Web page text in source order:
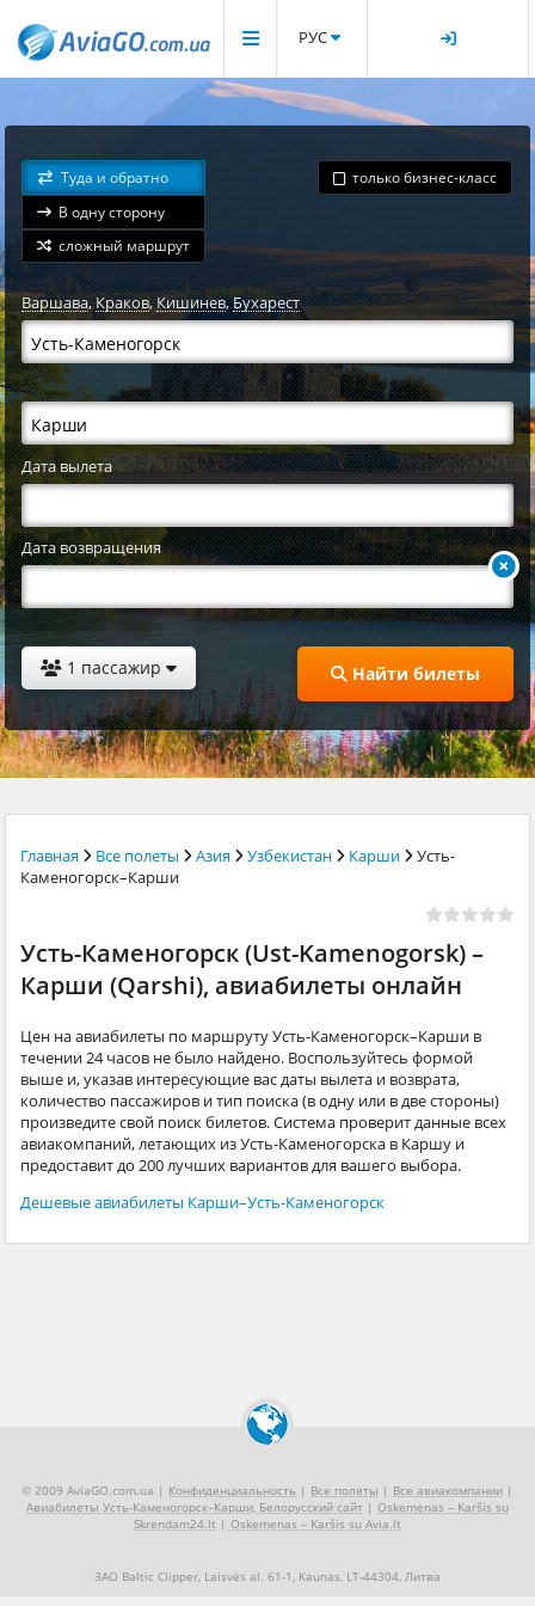
РУС
Туда и обратно
В одну сторону
сложный маршрут
только бизнес-класс
Варшава,Краков,Кишинев,Бухарест
Дата вылета
Дата возвращения
1 пассажир Найти билеты
Главная Все полеты Азия Узбекистан Карши
Усть-
Каменогорск–Карши
Усть-Каменогорск (Ust-Kamenogorsk) –
Карши (Qarshi), авиабилеты онлайн
Цен на авиабилеты по маршруту Усть-Каменогорск–Карши в
течении 24 часов не было найдено. Воспользуйтесь формой
выше и, указав интересующие вас даты вылета и возврата,
количество пассажиров и тип поиска (в одну или в две стороны)
произведите свой поиск билетов. Система проверит данные всех
авиакомпаний, летающих из Усть-Каменогорска в Каршу и
предоставит до 200 лучших вариантов для вашего выбора.
Дешевые авиабилеты Карши–Усть-Каменогорск
© 2009 AviaGO.com.ua | Конфиденциальность | Все полеты | Все авиакомпании |
Авиабилеты Усть-Каменогорск–Карши, Белорусский сайт | Oskemenas – Karšis su
Skrendam24.lt | Oskemenas – Karšis su Avia.lt
ЗАО Baltic Clipper, Laisvės al. 61-1, Kaunas, LT-44304, Литва